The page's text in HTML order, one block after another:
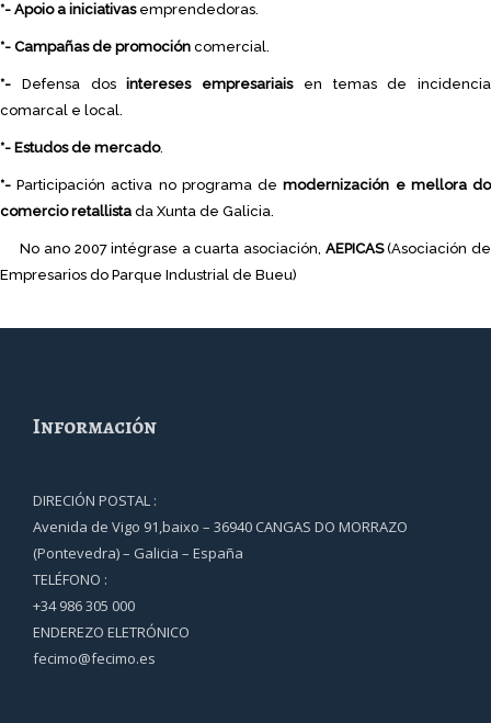
*- Apoio a iniciativasemprendedoras.
*- Campañas de promoción comercial.
*- Defensa dosintereses empresariaisen temas de incidencia
comarcal e local.
*- Estudos de mercado.
*- Participación activa no programa demodernización e mellora do
comercio retallista da Xunta de Galicia.
No ano 2007 intégrase a cuarta asociación, AEPICAS(Asociación de
Empresarios do Parque Industrial de Bueu)
Información
DIRECIÓN POSTAL :
Avenida de Vigo 91,baixo – 36940 CANGAS DO MORRAZO
(Pontevedra) – Galicia – España
TELÉFONO :
+34 986 305 000
ENDEREZO ELETRÓNICO
fecimo@fecimo.es